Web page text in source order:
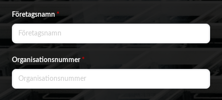
Företagsnamn*
Organisationsnummer *